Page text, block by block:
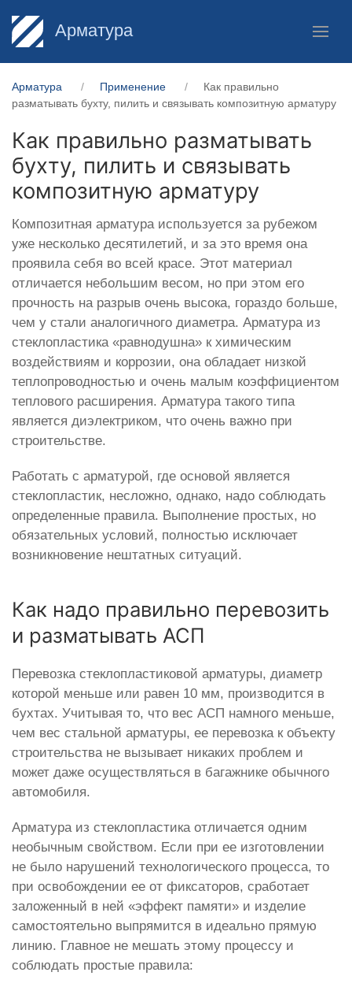
Арматура
Арматура Применение
Как правильно
разматывать бухту, пилить и связывать композитную арматуру
Как правильно разматывать
бухту, пилить и связывать
композитную арматуру
Композитная арматура используется за рубежом
уже несколько десятилетий, и за это время она
проявила себя во всей красе. Этот материал
отличается небольшим весом, но при этом его
прочность на разрыв очень высока, гораздо больше,
чем у стали аналогичного диаметра. Арматура из
стеклопластика «равнодушна» к химическим
воздействиям и коррозии, она обладает низкой
теплопроводностью и очень малым коэффициентом
теплового расширения. Арматура такого типа
является диэлектриком, что очень важно при
строительстве.
Работать с арматурой, где основой является
стеклопластик, несложно, однако, надо соблюдать
определенные правила. Выполнение простых, но
обязательных условий, полностью исключает
возникновение нештатных ситуаций.
Как надо правильно перевозить
и разматывать АСП
Перевозка стеклопластиковой арматуры, диаметр
которой меньше или равен 10 мм, производится в
бухтах. Учитывая то, что вес АСП намного меньше,
чем вес стальной арматуры, ее перевозка к объекту
строительства не вызывает никаких проблем и
может даже осуществляться в багажнике обычного
автомобиля.
Арматура из стеклопластика отличается одним
необычным свойством. Если при ее изготовлении
не было нарушений технологического процесса, то
при освобождении ее от фиксаторов, сработает
заложенный в ней «эффект памяти» и изделие
самостоятельно выпрямится в идеально прямую
линию. Главное не мешать этому процессу и
соблюдать простые правила: